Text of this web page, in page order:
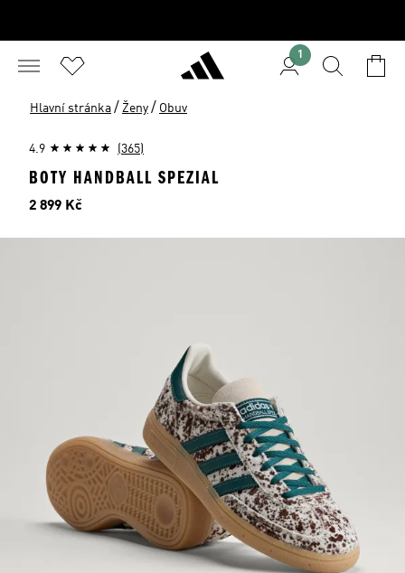
1
Hlavní stránka / Ženy / Obuv
4.9 (365)
BOTY HANDBALL SPEZIAL
Cena
2 899 Kč